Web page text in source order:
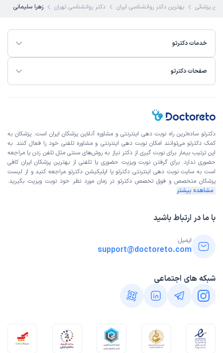
پزشکی بهترین دکتر روانشناسی ایران دکتر روانشناسی تهران زهرا سلیمانی
خدمات دکترتو
صفحات دکترتو
دکترتو ساده‌ترین راه نوبت‌ دهی اینترنتی و مشاوره آنلاین پزشکان ایران است. پزشکان به
کمک دکترتو می‌توانند امکان نوبت دهی اینترنتی و مشاوره تلفنی خود را فعال کنند. به
این ترتیب بیمار برای نوبت گیری از دکتر نیاز به روش‌های سنتی مثل تلفن زدن یا مراجعه
حضوری ندارد. برای گرفتن نوبت ویزیت حضوری یا تلفنی از بهترین پزشکان ایران کافی
است به سایت نوبت دهی اینترنتی دکترتو یا اپلیکیشن دکترتو مراجعه کنید و از لیست
پزشکان متخصص و فوق تخصص دکترتو در زمان مورد نظر خود نوبت ویزیت بگیرید.
مشاهده بیشتر
با ما در ارتباط باشید
ایمیل:
support@doctoreto.com
شبکه های اجتماعی